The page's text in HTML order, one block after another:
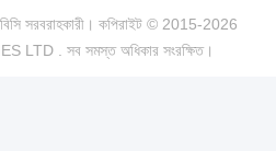
সরবরাহকারী। কপিরাইট © 2015-2026
LTD . সব সমস্ত অধিকার সংরক্ষিত।